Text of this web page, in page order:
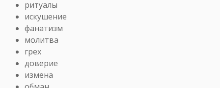
ритуалы
искушение
фанатизм
молитва
грех
доверие
измена